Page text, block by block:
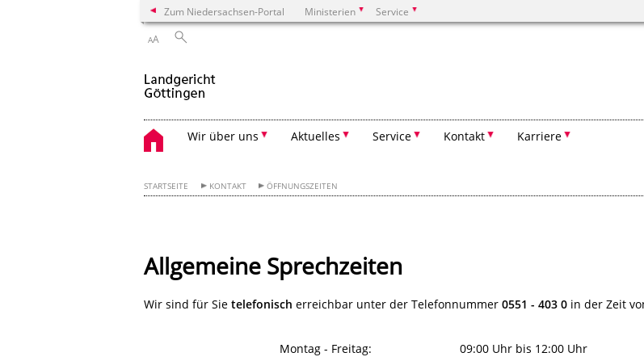
Zum Niedersachsen-Portal Ministerien Service
AA
Wir über uns Aktuelles Service Kontakt Karriere
STARTSEITE KONTAKT ÖFFNUNGSZEITEN
Allgemeine Sprechzeiten
Wir sind für Sie telefonisch erreichbar unter der Telefonnummer 0551 - 403 0 in der Zeit
Montag - Freitag:
09:00 Uhr bis 12:00 Uhr